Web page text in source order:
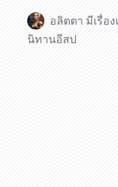
อลิตตา มีเรื่อง
นิทานอีสป